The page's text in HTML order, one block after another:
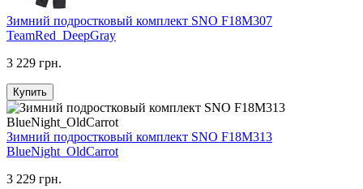
Зимний подростковый комплект SNO F18M307
TeamRed_DeepGray
3 229 грн.
Купить
Зимний подростковый комплект SNO F18M313
BlueNight_OldCarrot
3 229 грн.